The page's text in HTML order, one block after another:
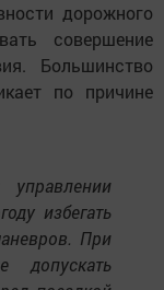
дорожного
совершение
Большинство
по причине
избегать
При
допускать